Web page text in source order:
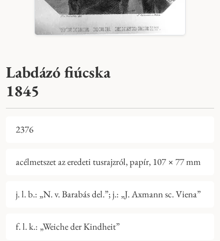
Labdázó fiúcska
1845
2376
acélmetszet az eredeti tusrajzról, papír, 107 × 77 mm
j. l. b.: „N. v. Barabás del.”; j.: „J. Axmann sc. Viena”
f. l. k.: „Weiche der Kindheit”